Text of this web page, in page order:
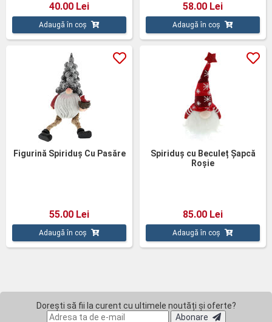
40.00 Lei
Adaugă în coș
58.00 Lei
Adaugă în coș
Figurină Spiriduș Cu Pasăre
55.00 Lei
Adaugă în coș
Spiriduș cu Beculeț Șapcă
Roșie
85.00 Lei
Adaugă în coș
Dorești să fii la curent cu ultimele noutăți și oferte?
Abonare